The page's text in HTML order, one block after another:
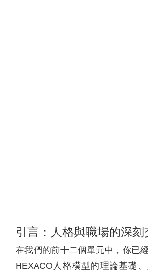
引言：人格與職場的深刻
在我們的前十二個單元中，你已
HEXACO人格模型的理論基礎